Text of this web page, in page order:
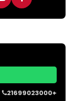
21699023000+